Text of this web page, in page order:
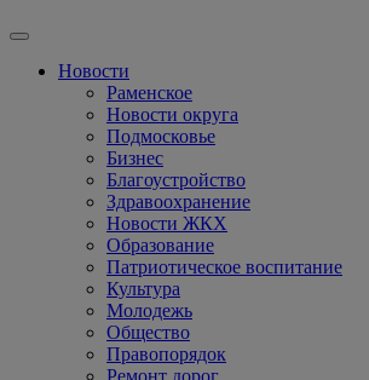
Новости
Раменское
Новости округа
Подмосковье
Бизнес
Благоустройство
Здравоохранение
Новости ЖКХ
Образование
Патриотическое воспитание
Культура
Молодежь
Общество
Правопорядок
Ремонт дорог